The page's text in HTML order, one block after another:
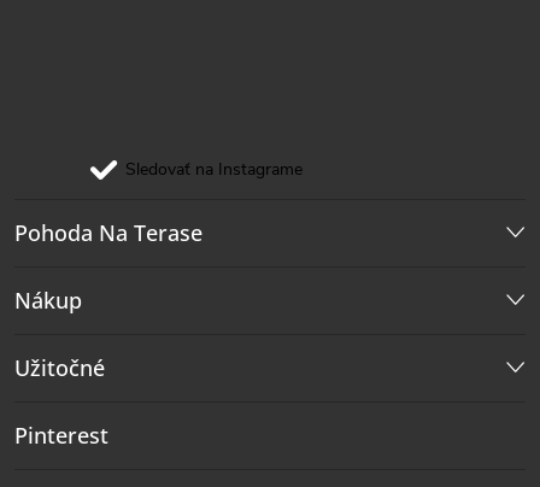
Sledovať na Instagrame
Pohoda Na Terase
Nákup
Užitočné
Pinterest